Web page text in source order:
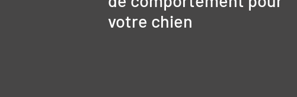
votre chien